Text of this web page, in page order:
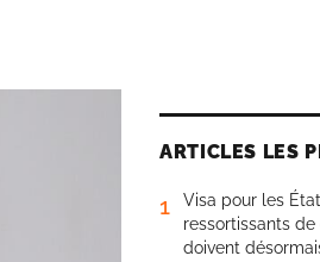
ARTICLES LES
1
Visa pour les
ressortissants
doivent